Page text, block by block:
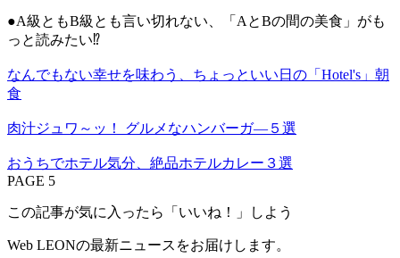
●A級ともB級とも言い切れない、「AとBの間の美食」がも
っと読みたい⁉
なんでもない幸せを味わう、ちょっといい日の「Hotel's」朝
食
肉汁ジュワ～ッ！ グルメなハンバーガ—５選
おうちでホテル気分、絶品ホテルカレー３選
PAGE 5
この記事が気に入ったら「いいね！」しよう
Web LEONの最新ニュースをお届けします。